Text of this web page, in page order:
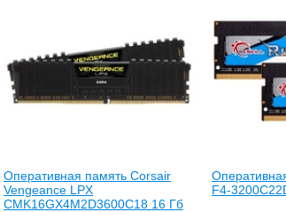
Оперативная память Corsair
Vengeance LPX
CMK16GX4M2D3600C18 16 Гб
F4-